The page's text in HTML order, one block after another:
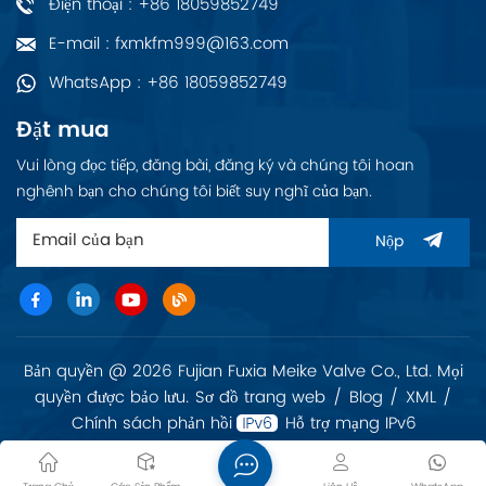
E-mail : fxmkfm999@163.com
WhatsApp : +86 18059852749
Đặt mua
Vui lòng đọc tiếp, đăng bài, đăng ký và chúng tôi hoan
nghênh bạn cho chúng tôi biết suy nghĩ của bạn.
Nộp
Bản quyền @ 2026 Fujian Fuxia Meike Valve Co., Ltd. Mọi
quyền được bảo lưu. Sơ đồ trang web / Blog / XML /
Chính sách phản hồi
Hỗ trợ mạng IPv6